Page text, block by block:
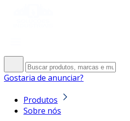
Gostaria de anunciar?
Produtos
Sobre nós